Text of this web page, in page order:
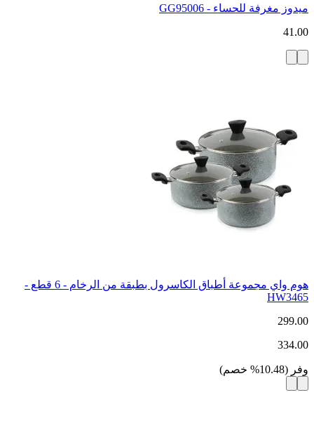
ميدوز مغرفة للحساء - GG95006
41.00
هوم واي مجموعة أطباق الكاسرول بطبقة من الرخام - 6 قطع -
HW3465
299.00
334.00
وفر (
10.48
% خصم)